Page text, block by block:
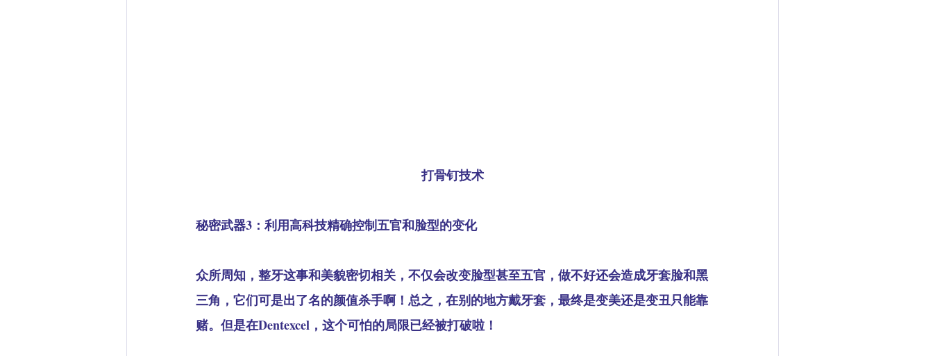
打骨钉技术
秘密武器3：利用高科技精确控制五官和脸型的变化
众所周知，整牙这事和美貌密切相关，不仅会改变脸型甚至五官，做不好还会造成牙套脸和黑
三角，它们可是出了名的颜值杀手啊！总之，在别的地方戴牙套，最终是变美还是变丑只能靠
赌。但是在Dentexcel，这个可怕的局限已经被打破啦！